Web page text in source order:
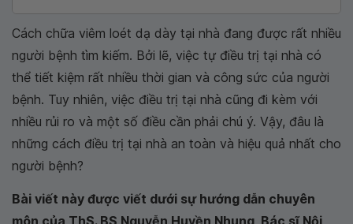
Cách chữa viêm loét dạ dày tại nhà đang được rất nhiều
người bệnh tìm kiếm. Bởi lẽ, việc tự điều trị tại nhà có
thể tiết kiệm rất nhiều thời gian và công sức của người
bệnh. Tuy nhiên, việc điều trị tại nhà cũng đi kèm với
nhiều rủi ro và một số điều cần phải chú ý. Vậy, đâu là
những cách điều trị tại nhà an toàn và hiệu quả nhất cho
người bệnh?
Bài viết này được viết dưới sự hướng dẫn chuyên
môn của ThS. BS Nguyễn Huyền Nhung, Bác sĩ Nội